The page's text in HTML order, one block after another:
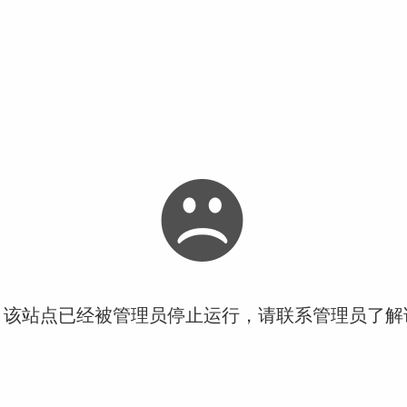
站点已经被管理员停止运行，请联系管理员了